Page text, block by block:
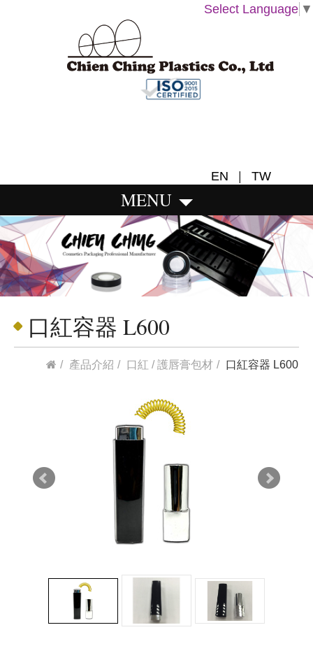
Select Language ▼
EN | TW
MENU
口紅容器 L600
產品介紹 口紅 / 護唇膏包材 口紅容器 L600